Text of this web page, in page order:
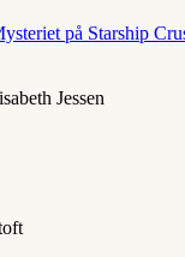
på Starship
Jessen